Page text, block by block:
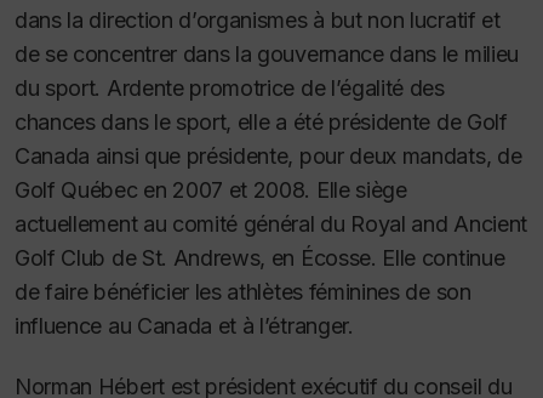
dans la direction d’organismes à but non lucratif et
de se concentrer dans la gouvernance dans le milieu
du sport. Ardente promotrice de l’égalité des
chances dans le sport, elle a été présidente de Golf
Canada ainsi que présidente, pour deux mandats, de
Golf Québec en 2007 et 2008. Elle siège
actuellement au comité général du Royal and Ancient
Golf Club de St. Andrews, en Écosse. Elle continue
de faire bénéficier les athlètes féminines de son
influence au Canada et à l’étranger.
Norman Hébert est président exécutif du conseil du